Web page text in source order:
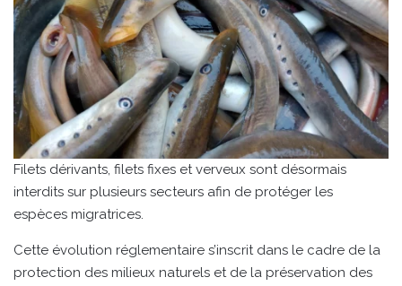
Filets dérivants, filets fixes et verveux sont désormais
interdits sur plusieurs secteurs afin de protéger les
espèces migratrices.
Cette évolution réglementaire s’inscrit dans le cadre de la
protection des milieux naturels et de la préservation des